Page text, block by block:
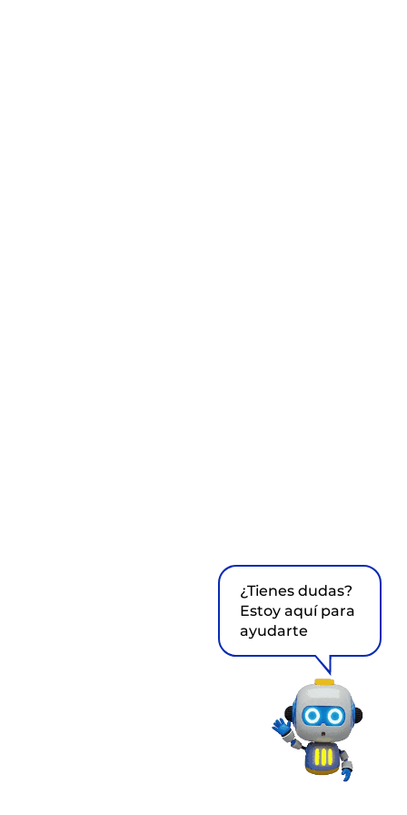
¿Tienes dudas?
Estoy aquí para
ayudarte